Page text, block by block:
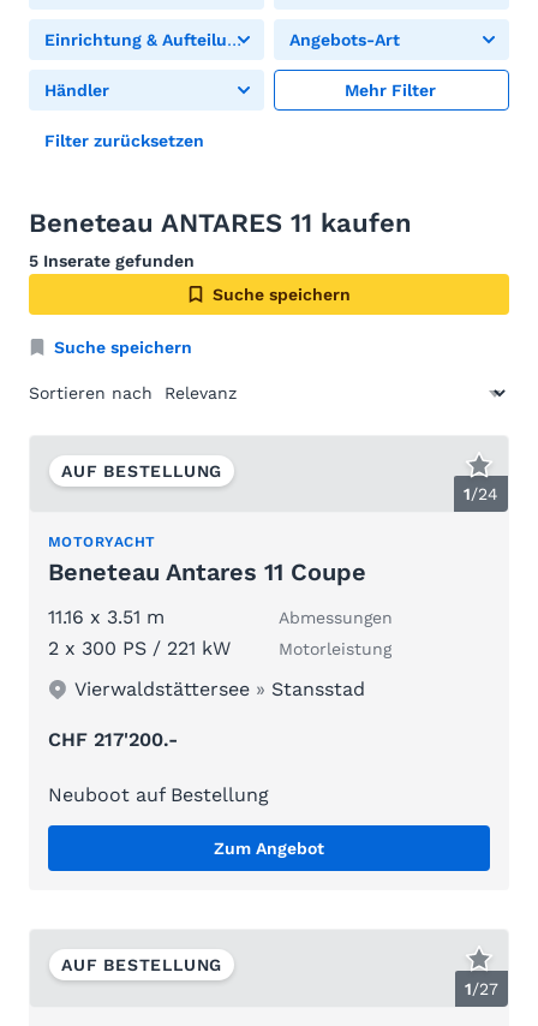
Einrichtung & Aufteilung Angebots-Art
Händler Mehr Filter
Filter zurücksetzen
Beneteau ANTARES 11 kaufen
5 Inserate gefunden
Suche speichern
Suche speichern
Sortieren nach
1/24
AUF BESTELLUNG
MOTORYACHT
Beneteau Antares 11 Coupe
11.16 x 3.51 m Abmessungen
2 x 300 PS / 221 kW Motorleistung
Vierwaldstättersee » Stansstad
CHF 217'200.-
Neuboot auf Bestellung
Zum Angebot
1/27
AUF BESTELLUNG